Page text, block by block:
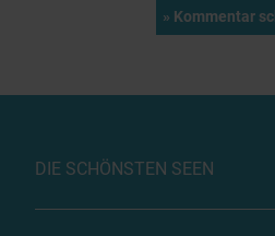
DIE SCHÖNSTEN SEEN